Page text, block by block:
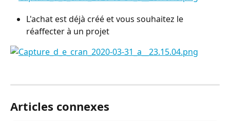
L'achat est déjà créé et vous souhaitez le
réaffecter à un projet
Articles connexes